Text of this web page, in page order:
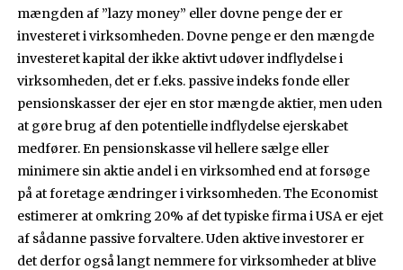
mængden af ”lazy money” eller dovne penge der er
investeret i virksomheden. Dovne penge er den mængde
investeret kapital der ikke aktivt udøver indflydelse i
virksomheden, det er f.eks. passive indeks fonde eller
pensionskasser der ejer en stor mængde aktier, men uden
at gøre brug af den potentielle indflydelse ejerskabet
medfører. En pensionskasse vil hellere sælge eller
minimere sin aktie andel i en virksomhed end at forsøge
på at foretage ændringer i virksomheden. The Economist
estimerer at omkring 20% af det typiske firma i USA er ejet
af sådanne passive forvaltere. Uden aktive investorer er
det derfor også langt nemmere for virksomheder at blive